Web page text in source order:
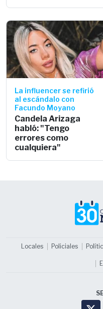
La influencer se refirió
al escándalo con
Facundo Moyano
Candela Arizaga
habló: "Tengo
errores como
cualquiera"
Locales Policiales